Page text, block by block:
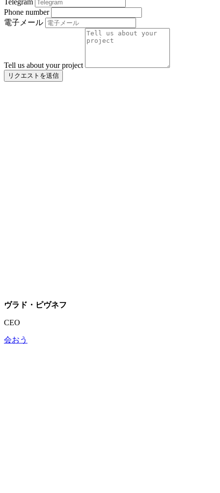
Phone number
電子メール
Tell us about your project
リクエストを送信
ヴラド・ピヴネフ
CEO
会おう